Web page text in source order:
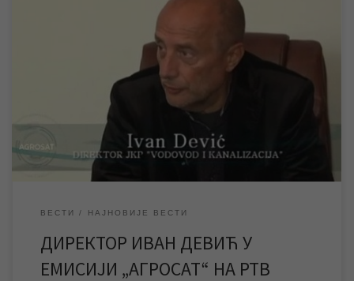
Познати зрењанински новинар Никола Божовић интервју са
Иваном Девићем, директором ЈКП „Водовод и канализација“
Зрењанин, урадио је у кабинету директора у просторијама
предузећа. Бројне су активности предузећа у последњих
осамнаест месеци од како је, прво као вд, а потом и као
директор на његовом челу Иван Девић, али су и […]
ВЕСТИ НАЈНОВИЈЕ ВЕСТИ
ДИРЕКТОР ИВАН ДЕВИЋ У
ЕМИСИЈИ „АГРОСАТ“ НА РТВ